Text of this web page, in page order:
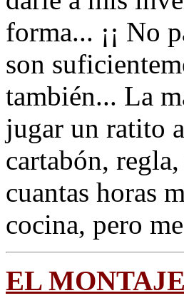
forma... ¡¡ No
son
también... La
jugar un ratito
cartabón,
cuantas horas
cocina, pero
EL